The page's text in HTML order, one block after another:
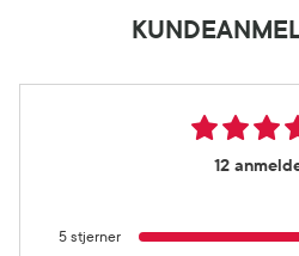
12
5 stjerner